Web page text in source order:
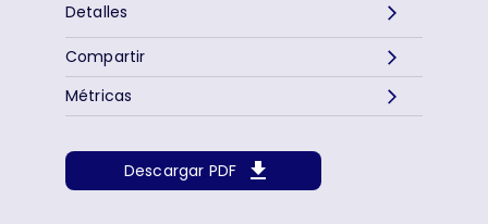
Detalles
Descargar PDF
Métricas
Compartir